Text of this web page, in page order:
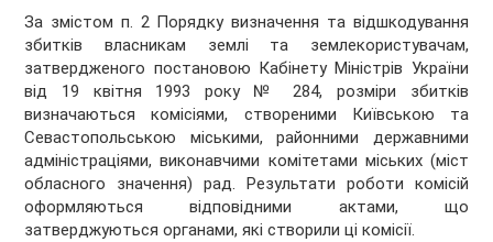
За змістом п. 2 Порядку визначення та відшкодування
збитків власникам землі та землекористувачам,
затвердженого постановою Кабінету Міністрів України
від 19 квітня 1993 року № 284, розміри збитків
визначаються комісіями, створеними Київською та
Севастопольською міськими, районними державними
адміністраціями, виконавчими комітетами міських (міст
обласного значення) рад. Результати роботи комісій
оформляються відповідними актами, що
затверджуються органами, які створили ці комісії.